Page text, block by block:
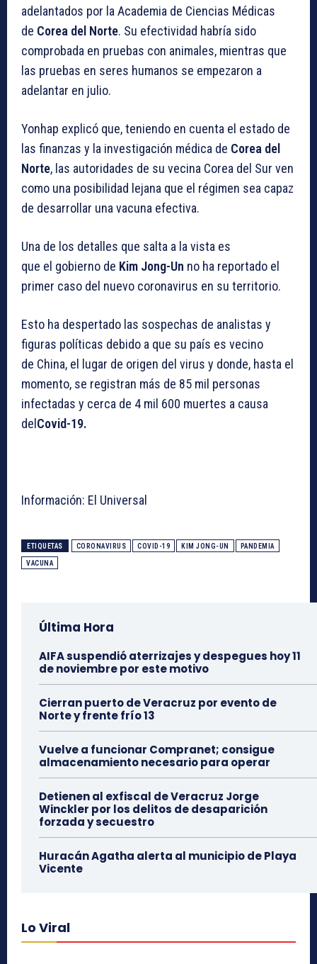
adelantados por la Academia de Ciencias Médicas
de Corea del Norte. Su efectividad habría sido
comprobada en pruebas con animales, mientras que
las pruebas en seres humanos se empezaron a
adelantar en julio.
Yonhap explicó que, teniendo en cuenta el estado de
las finanzas y la investigación médica de Corea del
Norte, las autoridades de su vecina Corea del Sur ven
como una posibilidad lejana que el régimen sea capaz
de desarrollar una vacuna efectiva.
Una de los detalles que salta a la vista es
que el gobierno de Kim Jong-Un no ha reportado el
primer caso del nuevo coronavirus en su territorio.
Esto ha despertado las sospechas de analistas y
figuras políticas debido a que su país es vecino
de China, el lugar de origen del virus y donde, hasta el
momento, se registran más de 85 mil personas
infectadas y cerca de 4 mil 600 muertes a causa
del Covid-19.
Información: El Universal
ETIQUETAS CORONAVIRUS COVID-19 KIM JONG-UN PANDEMIA
VACUNA
Última Hora
AIFA suspendió aterrizajes y despegues hoy 11
de noviembre por este motivo
Cierran puerto de Veracruz por evento de
Norte y frente frío 13
Vuelve a funcionar Compranet; consigue
almacenamiento necesario para operar
Detienen al exfiscal de Veracruz Jorge
Winckler por los delitos de desaparición
forzada y secuestro
Huracán Agatha alerta al municipio de Playa
Vicente
Lo Viral